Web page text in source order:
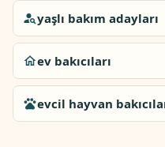
yaşlı bakım adayları
ev bakıcıları
evcil hayvan